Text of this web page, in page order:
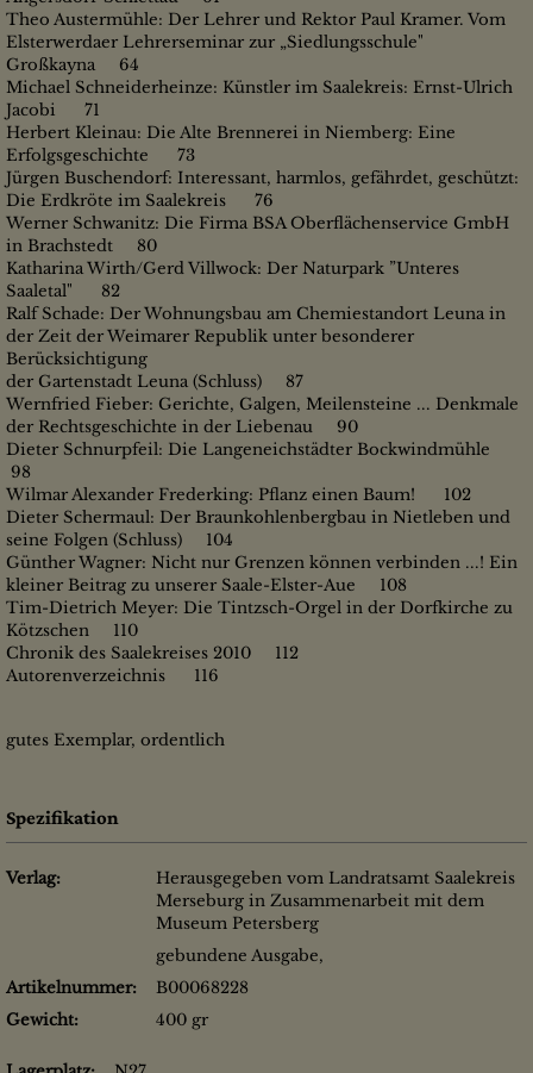
Theo Austermühle: Der Lehrer und Rektor Paul Kramer. Vom
Elsterwerdaer Lehrerseminar zur „Siedlungsschule"
Großkayna 64
Michael Schneiderheinze: Künstler im Saalekreis: Ernst-Ulrich
Jacobi 71
Herbert Kleinau: Die Alte Brennerei in Niemberg: Eine
Erfolgsgeschichte 73
Jürgen Buschendorf: Interessant, harmlos, gefährdet, geschützt:
Die Erdkröte im Saalekreis 76
Werner Schwanitz: Die Firma BSA Oberflächenservice GmbH
in Brachstedt 80
Katharina Wirth/Gerd Villwock: Der Naturpark ”Unteres
Saaletal" 82
Ralf Schade: Der Wohnungsbau am Chemiestandort Leuna in
der Zeit der Weimarer Republik unter besonderer
Berücksichtigung
der Gartenstadt Leuna (Schluss) 87
Wernfried Fieber: Gerichte, Galgen, Meilensteine ... Denkmale
der Rechtsgeschichte in der Liebenau 90
Dieter Schnurpfeil: Die Langeneichstädter Bockwindmühle
98
Wilmar Alexander Frederking: Pflanz einen Baum! 102
Dieter Schermaul: Der Braunkohlenbergbau in Nietleben und
seine Folgen (Schluss) 104
Günther Wagner: Nicht nur Grenzen können verbinden ...! Ein
kleiner Beitrag zu unserer Saale-Elster-Aue 108
Tim-Dietrich Meyer: Die Tintzsch-Orgel in der Dorfkirche zu
Kötzschen 110
Chronik des Saalekreises 2010 112
Autorenverzeichnis 116
gutes Exemplar, ordentlich
Spezifikation
Verlag:
Herausgegeben vom Landratsamt Saalekreis
Merseburg in Zusammenarbeit mit dem
Museum Petersberg
gebundene Ausgabe,
Artikelnummer:
B00068228
Gewicht:
400 gr